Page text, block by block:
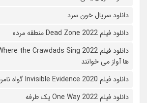
دانلود سریال خون سرد
دانلود فیلم 2022 Dead Zone منطقه مرده
ها آواز می خوانند
دانلود فیلم 2020 Invisible Evidence گواه نامرئی
دانلود فیلم One Way 2022 یک طرفه